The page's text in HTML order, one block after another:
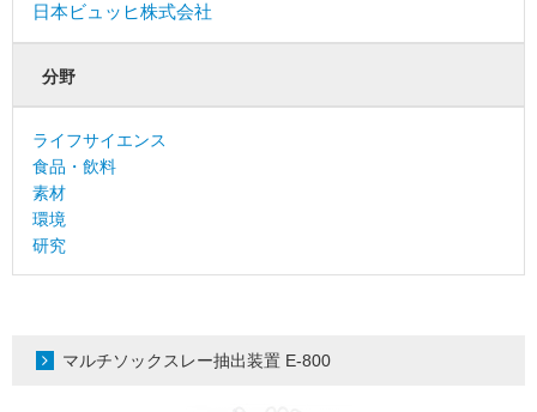
日本ビュッヒ株式会社
分野
ライフサイエンス
食品・飲料
素材
環境
研究
マルチソックスレー抽出装置 E-800